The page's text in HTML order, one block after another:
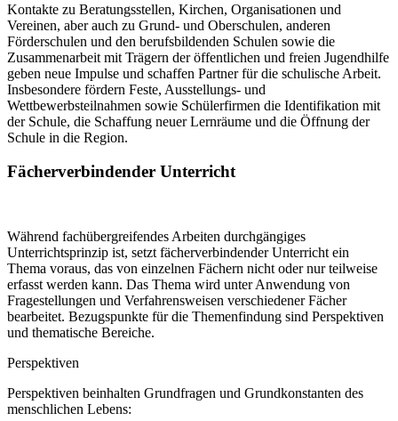
Kontakte zu Beratungsstellen, Kirchen, Organisationen und
Vereinen, aber auch zu Grund- und Oberschulen, anderen
Förderschulen und den berufsbildenden Schulen sowie die
Zusammenarbeit mit Trägern der öffentlichen und freien Jugendhilfe
geben neue Impulse und schaffen Partner für die schulische Arbeit.
Insbesondere fördern Feste, Ausstellungs- und
Wettbewerbsteilnahmen sowie Schülerfirmen die Identifikation mit
der Schule, die Schaffung neuer Lernräume und die Öffnung der
Schule in die Region.
Fächerverbindender Unterricht
Während fachübergreifendes Arbeiten durchgängiges
Unterrichtsprinzip ist, setzt fächerverbindender Unterricht ein
Thema voraus, das von einzelnen Fächern nicht oder nur teilweise
erfasst werden kann. Das Thema wird unter Anwendung von
Fragestellungen und Verfahrensweisen verschiedener Fächer
bearbeitet. Bezugspunkte für die Themenfindung sind Perspektiven
und thematische Bereiche.
Perspektiven
Perspektiven beinhalten Grundfragen und Grundkonstanten des
menschlichen Lebens: